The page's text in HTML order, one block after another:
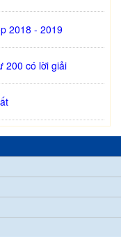
2018 - 2019
200 có lời giải